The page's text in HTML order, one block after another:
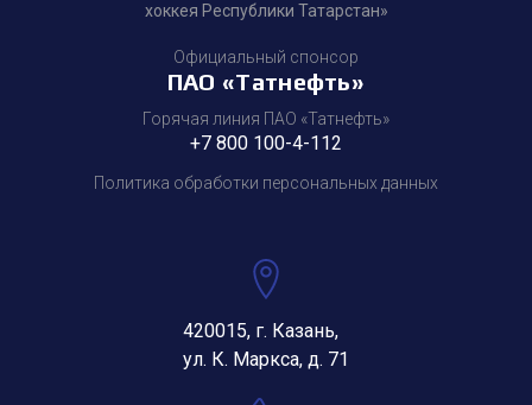
хоккея Республики Татарстан»
Официальный спонсор
ПАО «Татнефть»
Горячая линия ПАО «Татнефть»
+7 800 100-4-112
Политика обработки персональных данных
420015, г. Казань,
ул. К. Маркса, д. 71